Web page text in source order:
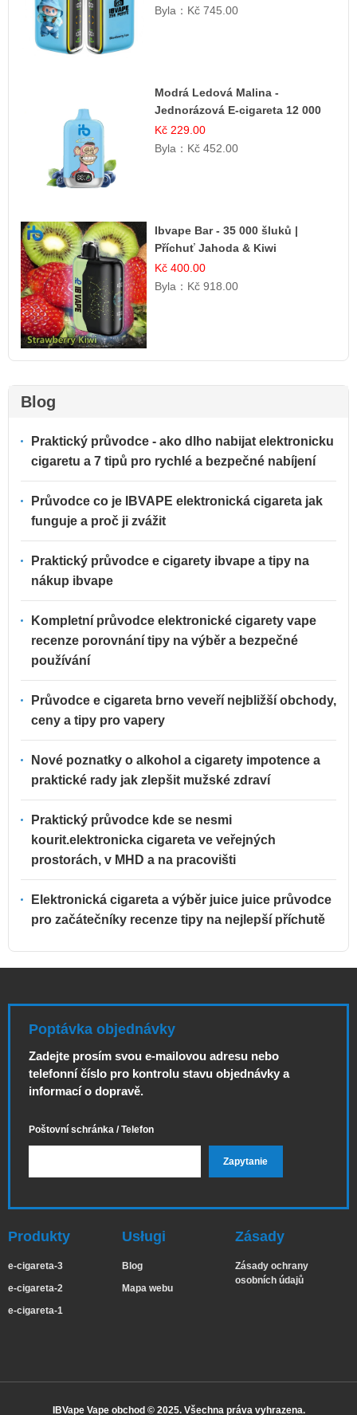
Byla： Kč 745.00
Modrá Ledová Malina -
Jednorázová E-cigareta 12 000
šluků | Osvěžující Bobulová
Příchuť
Kč 229.00
Byla： Kč 452.00
Ibvape Bar - 35 000 šluků |
Příchuť Jahoda & Kiwi
Kč 400.00
Byla： Kč 918.00
Blog
Praktický průvodce - ako dlho nabijat elektronicku
cigaretu a 7 tipů pro rychlé a bezpečné nabíjení
Průvodce co je IBVAPE elektronická cigareta jak
funguje a proč ji zvážit
Praktický průvodce e cigarety ibvape a tipy na
nákup ibvape
Kompletní průvodce elektronické cigarety vape
recenze porovnání tipy na výběr a bezpečné
používání
Průvodce e cigareta brno veveří nejbližší obchody,
ceny a tipy pro vapery
Nové poznatky o alkohol a cigarety impotence a
praktické rady jak zlepšit mužské zdraví
Praktický průvodce kde se nesmi
kourit.elektronicka cigareta ve veřejných
prostorách, v MHD a na pracovišti
Elektronická cigareta a výběr juice juice průvodce
pro začátečníky recenze tipy na nejlepší příchutě
Poptávka objednávky
Zadejte prosím svou e-mailovou adresu nebo
telefonní číslo pro kontrolu stavu objednávky a
informací o dopravě.
Poštovní schránka / Telefon
Produkty
e-cigareta-3
e-cigareta-2
e-cigareta-1
Usługi
Blog
Mapa webu
Zásady
Zásady ochrany
osobních údajů
IBVape Vape obchod © 2025. Všechna práva vyhrazena.